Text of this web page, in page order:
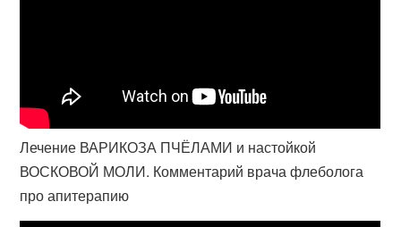
Лечение ВАРИКОЗА ПЧЁЛАМИ и настойкой
ВОСКОВОЙ МОЛИ. Комментарий врача флеболога
про апитерапию